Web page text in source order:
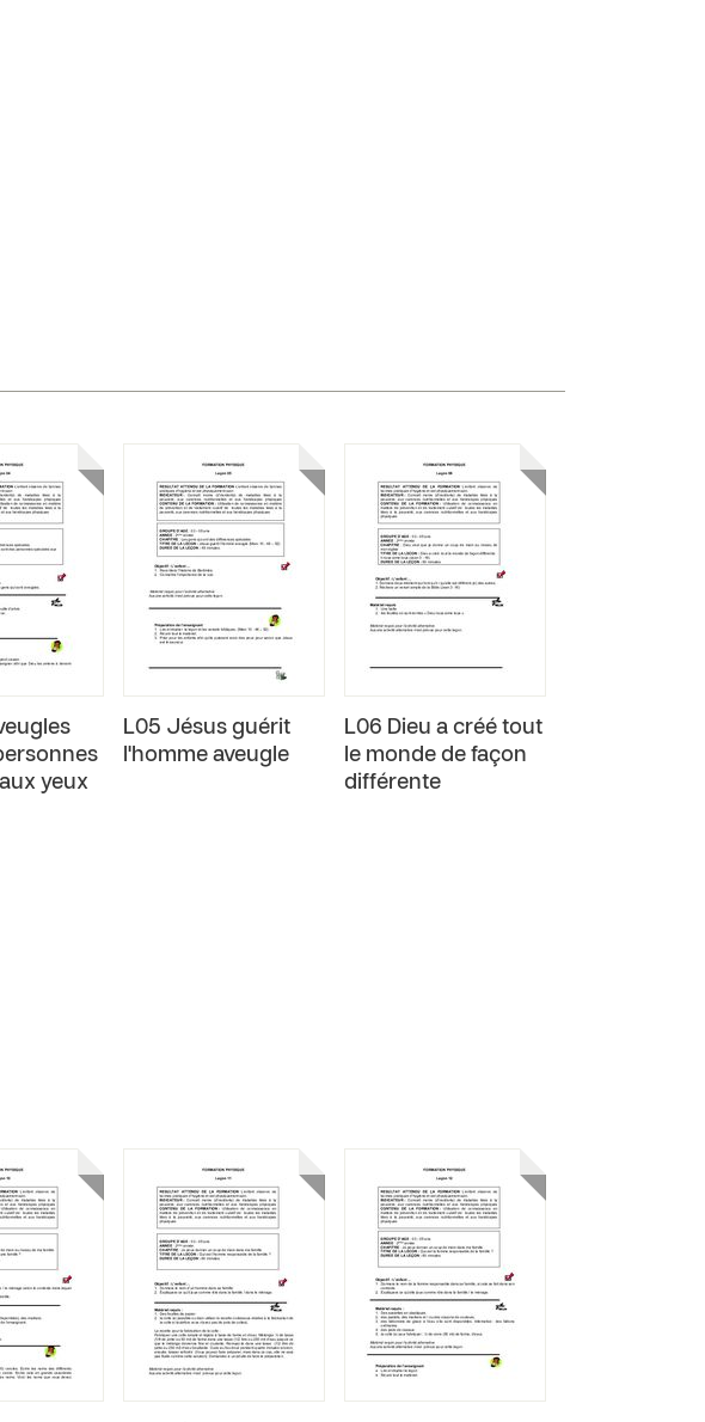
yeux
L05 Jésus guérit
l'homme aveugle
L06 Dieu a créé tout
le monde de façon
différente